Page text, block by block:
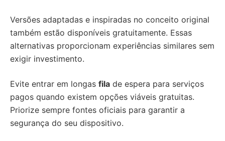
Versões adaptadas e inspiradas no conceito original
também estão disponíveis gratuitamente. Essas
alternativas proporcionam experiências similares sem
exigir investimento.
Evite entrar em longas fila de espera para serviços
pagos quando existem opções viáveis gratuitas.
Priorize sempre fontes oficiais para garantir a
segurança do seu dispositivo.